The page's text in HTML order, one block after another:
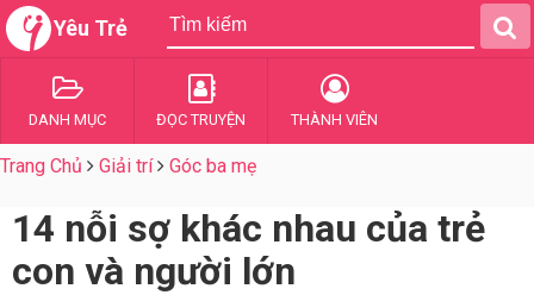
Yêu Trẻ
DANH MỤC ĐỌC TRUYỆN THÀNH VIÊN
Trang Chủ Giải trí Góc ba mẹ
14 nỗi sợ khác nhau của trẻ
con và người lớn